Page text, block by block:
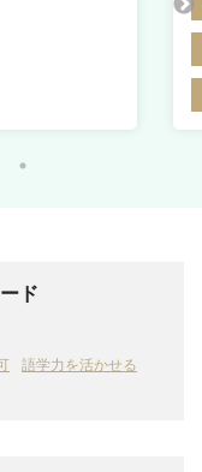
ド
語学力を活かせる